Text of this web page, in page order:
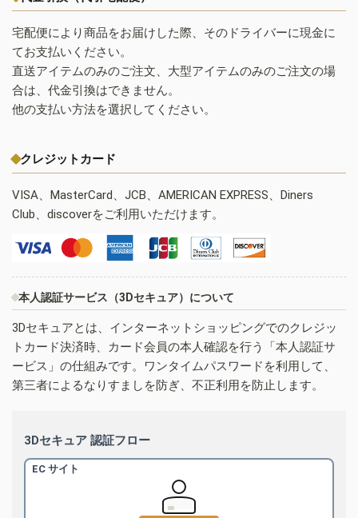
宅配便により商品をお届けした際、そのドライバーに現金に
てお支払いください。
直送アイテムのみのご注文、大型アイテムのみのご注文の場
合は、代金引換はできません。
他の支払い方法を選択してください。
クレジットカード
VISA、MasterCard、JCB、AMERICAN EXPRESS、Diners
Club、discoverをご利用いただけます。
本人認証サービス（3Dセキュア）について
3Dセキュアとは、インターネットショッピングでのクレジッ
トカード決済時、カード会員の本人確認を行う「本人認証サ
ービス」の仕組みです。ワンタイムパスワードを利用して、
第三者によるなりすましを防ぎ、不正利用を防止します。
3Dセキュア 認証フロー
EC サイト